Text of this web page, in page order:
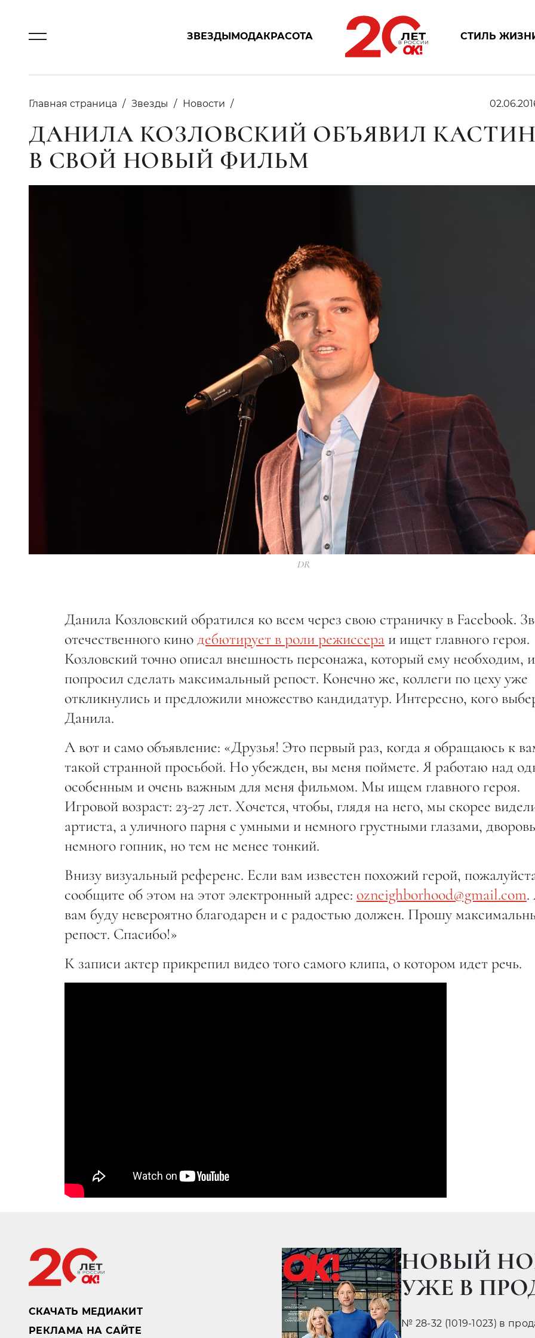
ЗВЕЗДЫМОДАКРАСОТА СТИЛЬ
Главная страница Звезды Новости
ДАНИЛА КОЗЛОВСКИЙ ОБЪЯВИЛ
В СВОЙ НОВЫЙ ФИЛЬМ
DR
Данила Козловский обратился ко всем через свою страничку в Facebook.
отечественного кинодебютирует в роли режиссера и ищет главного героя.
Козловский точно описал внешность персонажа, который ему необходим, и
попросил сделать максимальный репост. Конечно же, коллеги по цеху уже
откликнулись и предложили множество кандидатур. Интересно, кого
Данила.
А вот и само объявление: «Друзья! Это первый раз, когда я обращаюсь к
такой странной просьбой. Но убежден, вы меня поймете. Я работаю над
особенным и очень важным для меня фильмом. Мы ищем главного героя.
Игровой возраст: 23-27 лет. Хочется, чтобы, глядя на него, мы скорее
артиста, а уличного парня с умными и немного грустными глазами,
немного гопник, но тем не менее тонкий.
Внизу визуальный референс. Если вам известен похожий герой,
сообщите об этом на этот электронный адрес: ozneighborhood@gmail.com.
вам буду невероятно благодарен и с радостью должен. Прошу
репост. Спасибо!»
К записи актер прикрепил видео того самого клипа, о котором идет речь.
СКАЧАТЬ МЕДИАКИТ
РЕКЛАМА НА САЙТЕ
НОВЫЙ
УЖЕ В
№ 28-32 (1019-1023) в